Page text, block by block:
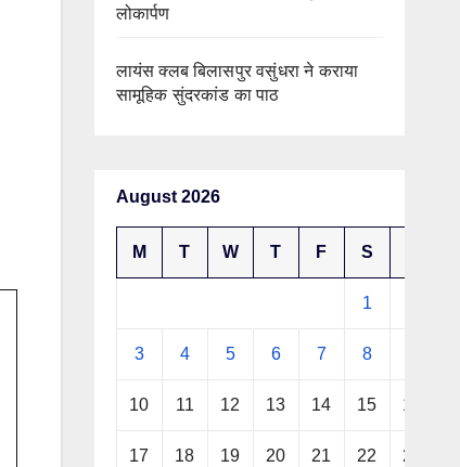
लोकार्पण
लायंस क्लब बिलासपुर वसुंधरा ने कराया
सामूहिक सुंदरकांड का पाठ
August 2026
M T W T F S
1
3 4 5 6 7 8
10 11 12 13 14 15 16
17 18 19 20 21 22 23